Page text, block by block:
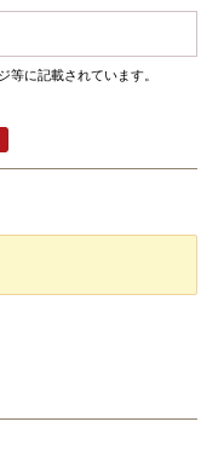
等に記載されています。